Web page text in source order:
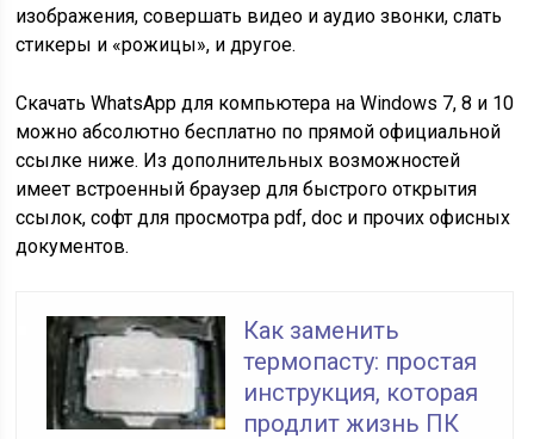
изображения, совершать видео и аудио звонки, слать
стикеры и «рожицы», и другое.
Скачать WhatsApp для компьютера на Windows 7, 8 и 10
можно абсолютно бесплатно по прямой официальной
ссылке ниже. Из дополнительных возможностей
имеет встроенный браузер для быстрого открытия
ссылок, софт для просмотра pdf, doc и прочих офисных
документов.
Как заменить
термопасту: простая
инструкция, которая
продлит жизнь ПК